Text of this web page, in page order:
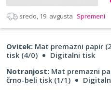
sredo, 19. avgusta Spremeni
Ovitek: Mat premazni papir
tisk (4/0)
Digitalni tisk
Notranjost: Mat premazni
črno-beli tisk (1/1)